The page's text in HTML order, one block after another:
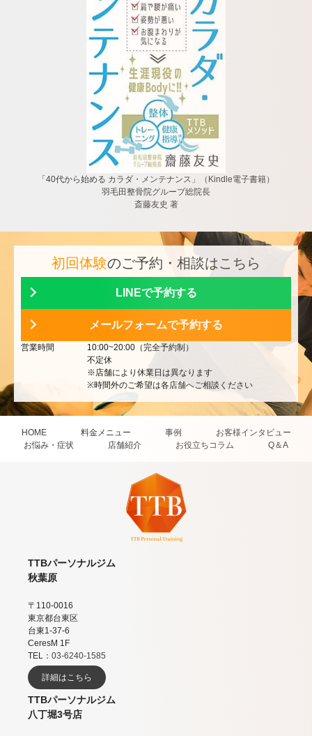
「40代から始める カラダ・メンテナンス」（Kindle電子書籍）
羽毛田整骨院グループ総院長
斎藤友史 著
初回体験のご予約・相談はこちら
LINEで予約する
メールフォームで予約する
営業時間
10:00~20:00（完全予約制）
不定休
※店舗により休業日は異なります
※時間外のご希望は各店舗へご相談ください
HOME 料金メニュー 事例
お客様インタビュー
お悩み・症状
店舗紹介 お役立ちコラム Q＆A
TTBパーソナルジム
秋葉原
〒110-0016
東京都台東区
台東1-37-6
CeresM 1F
TEL： 03-6240-1585
詳細はこちら
TTBパーソナルジム
八丁堀3号店